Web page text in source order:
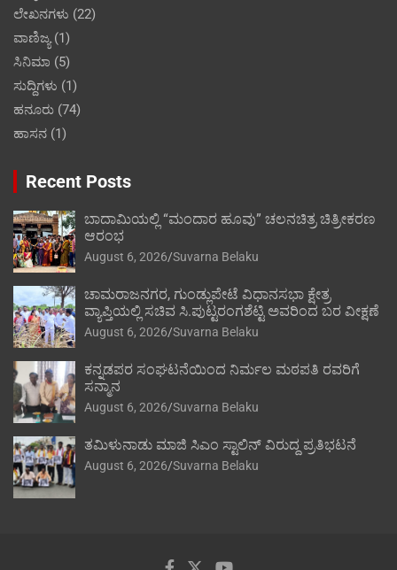
ಲೇಖನಗಳು (22)
ವಾಣಿಜ್ಯ(1)
ಸಿನಿಮಾ (5)
ಸುದ್ದಿಗಳು (1)
ಹನೂರು (74)
ಹಾಸನ (1)
Recent Posts
ಬಾದಾಮಿಯಲ್ಲಿ “ಮಂದಾರ ಹೂವು” ಚಲನಚಿತ್ರ ಚಿತ್ರೀಕರಣ
ಆರಂಭ
August 6, 2026 Suvarna Belaku
ಚಾಮರಾಜನಗರ, ಗುಂಡ್ಲುಪೇಟೆ ವಿಧಾನಸಭಾ ಕ್ಷೇತ್ರ
ವ್ಯಾಪ್ತಿಯಲ್ಲಿ ಸಚಿವ ಸಿ.ಪುಟ್ಟರಂಗಶೆಟ್ಟಿ ಅವರಿಂದ ಬರ ವೀಕ್ಷಣೆ
August 6, 2026 Suvarna Belaku
ಕನ್ನಡಪರ ಸಂಘಟನೆಯಿಂದ ನಿರ್ಮಲ ಮಠಪತಿ ರವರಿಗೆ
ಸನ್ಮಾನ
August 6, 2026 Suvarna Belaku
ತಮಿಳುನಾಡು ಮಾಜಿ ಸಿಎಂ ಸ್ಟಾಲಿನ್ ವಿರುದ್ದ ಪ್ರತಿಭಟನೆ
August 6, 2026 Suvarna Belaku